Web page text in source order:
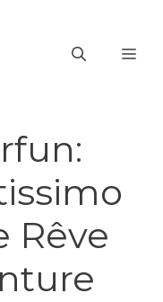
Rêve